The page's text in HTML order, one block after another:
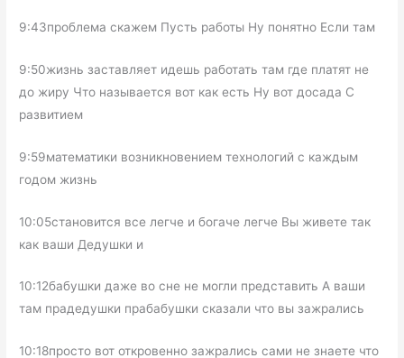
9:43проблема скажем Пусть работы Ну понятно Если там
9:50жизнь заставляет идешь работать там где платят не
до жиру Что называется вот как есть Ну вот досада С
развитием
9:59математики возникновением технологий с каждым
годом жизнь
10:05становится все легче и богаче легче Вы живете так
как ваши Дедушки и
10:12бабушки даже во сне не могли представить А ваши
там прадедушки прабабушки сказали что вы зажрались
10:18просто вот откровенно зажрались сами не знаете что